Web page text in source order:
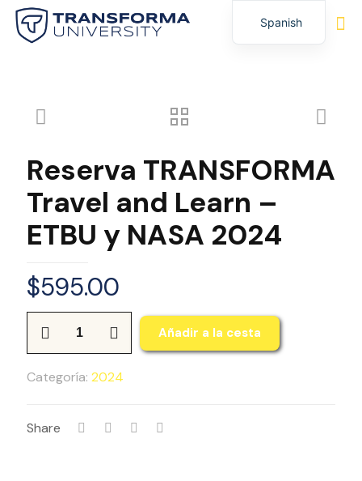
Reserva TRANSFORMA
Travel and Learn –
ETBU y NASA 2024
$595.00
Reserva
Travel
Learn
Añadir a la cesta
Categoría: 2024
Share
Spanish